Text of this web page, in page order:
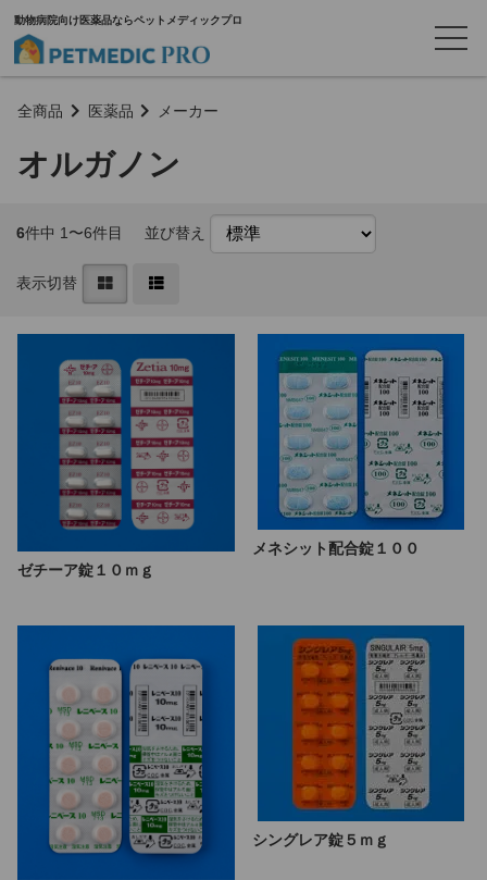
動物病院向け医薬品ならペットメディックプロ
全商品 医薬品 メーカー
オルガノン
6件中 1〜6件目 並び替え
表示切替
ゼチーア錠１０ｍｇ
メネシット配合錠１００
シングレア錠５ｍｇ